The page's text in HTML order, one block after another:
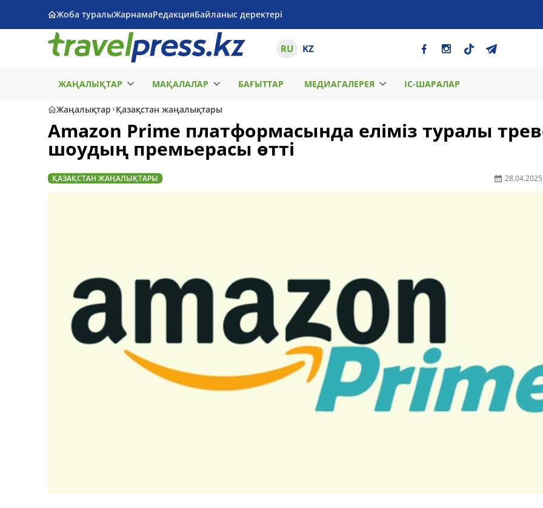
Жоба туралыЖарнамаРедакцияБайланыс деректері
RU KZ
ЖАҢАЛЫҚТАР МАҚАЛАЛАР БАҒЫТТАР МЕДИАГАЛЕРЕЯ ІС-ШАРАЛАР
Жаңалықтар Қазақстан жаңалықтары
Amazon Prime платформасында еліміз туралы
шоудың премьерасы өтті
ҚАЗАҚСТАН ЖАҢАЛЫҚТАРЫ 28.04.2025